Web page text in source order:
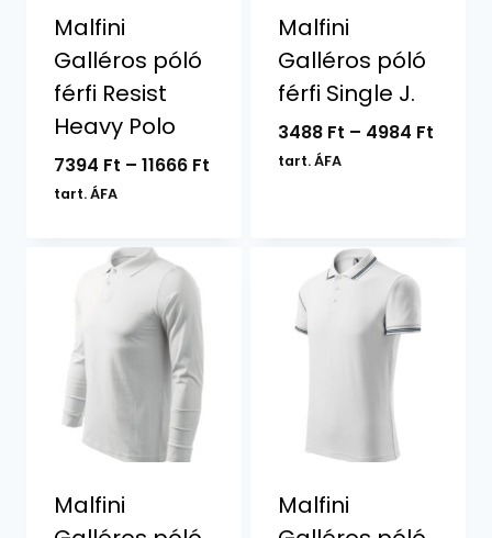
Malfini
Galléros póló
férfi Resist
Heavy Polo
7394 Ft – 11666 FtÁrtartomány:
tart. ÁFA
Malfini
Galléros póló
férfi Single J.
3488 Ft – 4984 Ft
tart. ÁFA
Malfini
Malfini